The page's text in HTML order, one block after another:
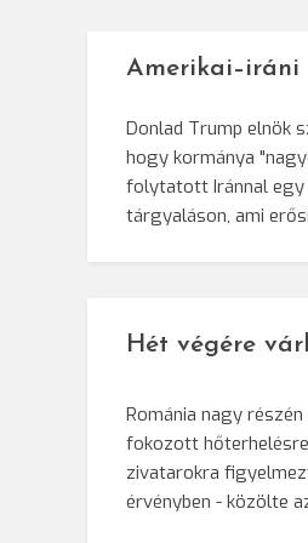
Amerikai–iráni
Donlad Trump elnök
hogy kormánya
folytatott Iránnal egy
tárgyaláson, ami
Hét végére
Románia nagy
fokozott
zivatarokra
érvényben - közölte